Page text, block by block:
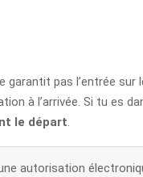
garantit pas l’entrée
à l’arrivée. Si tu
le départ
autorisation